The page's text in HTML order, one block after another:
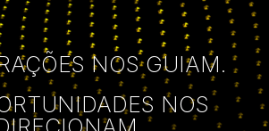
NOS GUIAM.
NOS